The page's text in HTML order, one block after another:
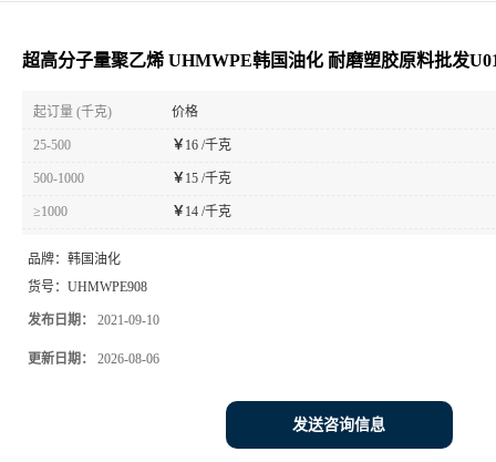
胶原料批发U010T
超高分子量聚乙烯 UHMWPE韩国油化 耐磨塑胶原料批发
起订量 (千克) 价格
25-500 ￥16 /千克
500-1000 ￥15 /千克
≥1000 ￥14 /千克
品牌： 韩国油化
货号： UHMWPE908
发布日期： 2021-09-10
更新日期： 2026-08-06
发送咨询信息